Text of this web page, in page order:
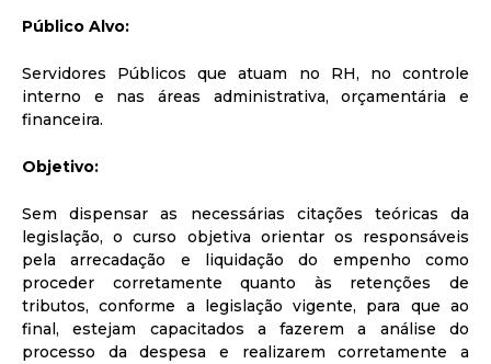
Público Alvo:
Servidores Públicos que atuam no RH, no controle
interno e nas áreas administrativa, orçamentária e
financeira.
Objetivo:
Sem dispensar as necessárias citações teóricas da
legislação, o curso objetiva orientar os responsáveis
pela arrecadação e liquidação do empenho como
proceder corretamente quanto às retenções de
tributos, conforme a legislação vigente, para que ao
final, estejam capacitados a fazerem a análise do
processo da despesa e realizarem corretamente a